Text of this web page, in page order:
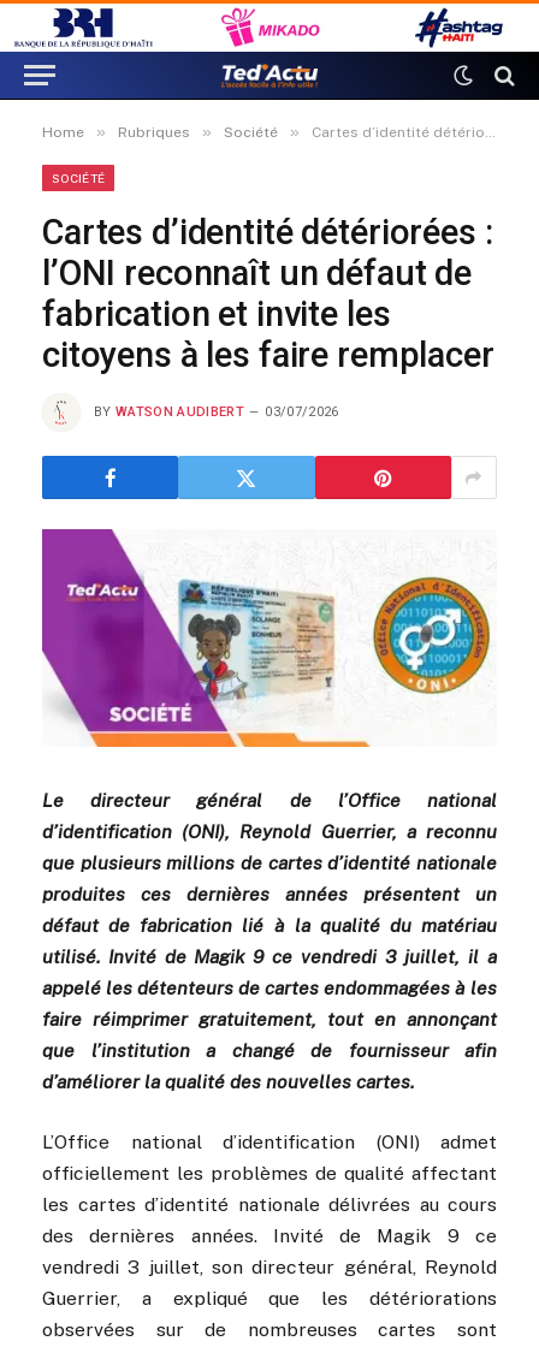
Home » Rubriques » Société » Cartes d’identité détériorées : l’ONI reconnaît un défaut de fabrication et invite les citoyens à les faire remplacer
SOCIÉTÉ
Cartes d’identité détériorées :
l’ONI reconnaît un défaut de
fabrication et invite les
citoyens à les faire remplacer
BY WATSON AUDIBERT 03/07/2026
Le directeur général de l’Office national
d’identification (ONI), Reynold Guerrier, a reconnu
que plusieurs millions de cartes d’identité nationale
produites ces dernières années présentent un
défaut de fabrication lié à la qualité du matériau
utilisé. Invité de Magik 9 ce vendredi 3 juillet, il a
appelé les détenteurs de cartes endommagées à les
faire réimprimer gratuitement, tout en annonçant
que l’institution a changé de fournisseur afin
d’améliorer la qualité des nouvelles cartes.
L’Office national d’identification (ONI) admet
officiellement les problèmes de qualité affectant
les cartes d’identité nationale délivrées au cours
des dernières années. Invité de Magik 9 ce
vendredi 3 juillet, son directeur général, Reynold
Guerrier, a expliqué que les détériorations
observées sur de nombreuses cartes sont